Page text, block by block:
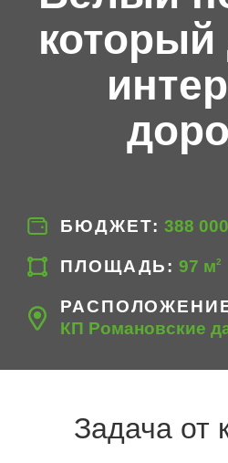
который
БЮДЖЕТ 388‍ 000
ПЛОЩАДЬ 97 м2
КП Романовские
Задача от